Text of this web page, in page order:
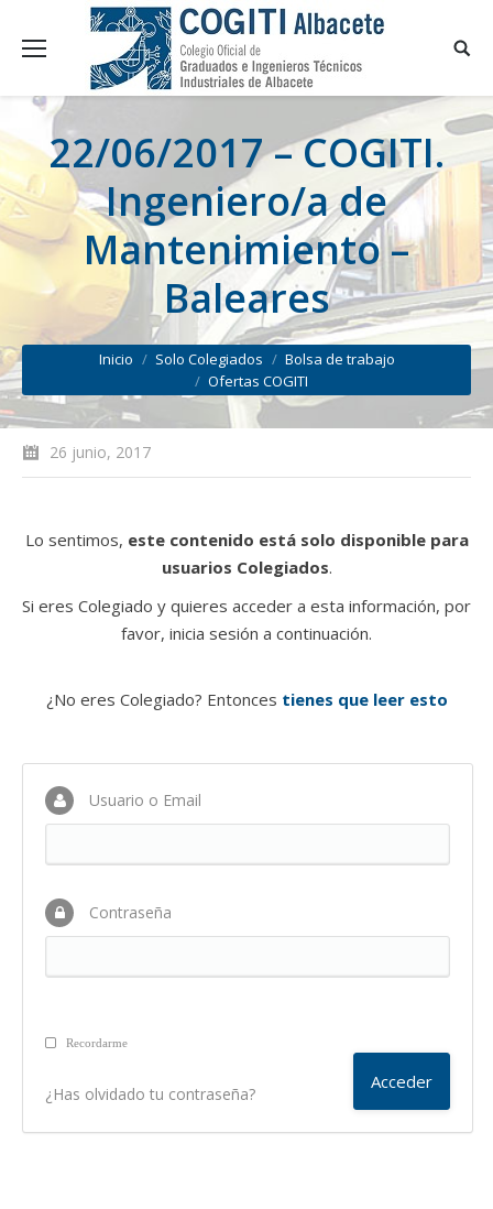
22/06/2017 – COGITI.
Ingeniero/a de
Mantenimiento –
Baleares
You are here:
Inicio Solo Colegiados
Bolsa de trabajo
Ofertas COGITI
26 junio, 2017
Lo sentimos, este contenido está solo disponible para
usuarios Colegiados.
Si eres Colegiado y quieres acceder a esta información, por
favor, inicia sesión a continuación.
¿No eres Colegiado? Entonces tienes que leer esto
Usuario o Email
Contraseña
Recordarme
¿Has olvidado tu contraseña?